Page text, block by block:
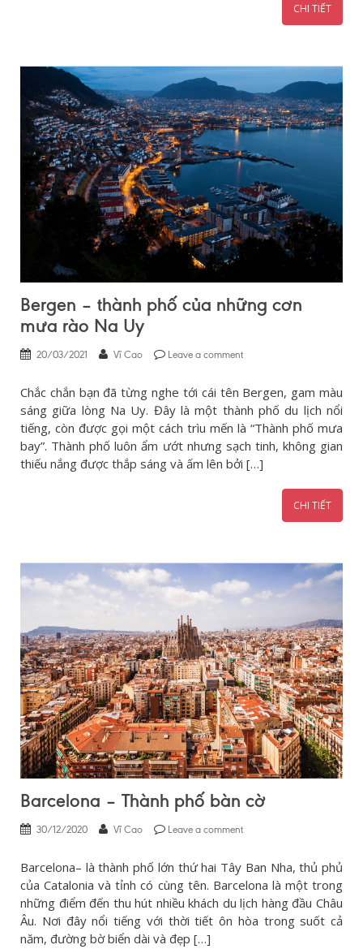
CHI TIẾT
Bergen – thành phố của những cơn
mưa rào Na Uy
20/03/2021 Vĩ Cao Leave a comment
Chắc chắn bạn đã từng nghe tới cái tên Bergen, gam màu
sáng giữa lòng Na Uy. Đây là một thành phố du lịch nổi
tiếng, còn được gọi một cách trìu mến là “Thành phố mưa
bay”. Thành phố luôn ẩm ướt nhưng sạch tinh, không gian
thiếu nắng được thắp sáng và ấm lên bởi […]
CHI TIẾT
Barcelona – Thành phố bàn cờ
30/12/2020 Vĩ Cao Leave a comment
Barcelona– là thành phố lớn thứ hai Tây Ban Nha, thủ phủ
của Catalonia và tỉnh có cùng tên. Barcelona là một trong
những điểm đến thu hút nhiều khách du lịch hàng đầu Châu
Âu. Nơi đây nổi tiếng với thời tiết ôn hòa trong suốt cả
năm, đường bờ biển dài và đẹp […]